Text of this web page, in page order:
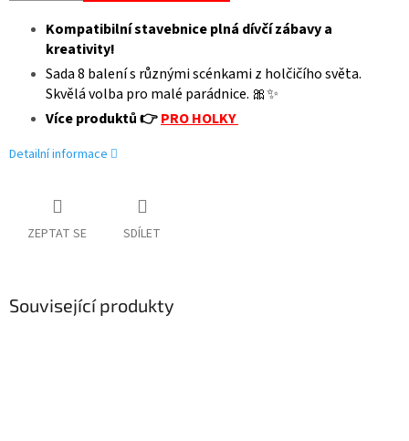
Kompatibilní stavebnice plná dívčí zábavy a
kreativity!
Sada 8 balení s různými scénkami z holčičího světa.
Skvělá volba pro malé parádnice. 🎀✨
Více produktů 👉PRO HOLKY
Detailní informace
ZEPTAT SE SDÍLET
Související produkty